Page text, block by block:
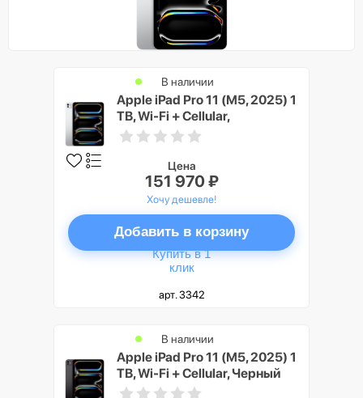
Apple iPad Pro 11 (M5, 2025) 1
TB, Wi-Fi + Cellular,
Серебристый (Silver)
В наличии
Цена
151 970 ₽
Хочу дешевле!
Добавить в корзину
Купить в 1
клик
арт. 3342
Apple iPad Pro 11 (M5, 2025) 1
TB, Wi-Fi + Cellular, Черный
космос (Space Black)
В наличии